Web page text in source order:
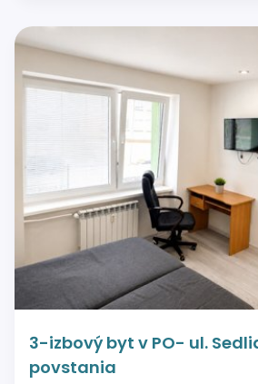
3-izbový byt v PO- ul.
povstania